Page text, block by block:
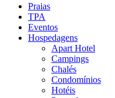
Praias
TPA
Eventos
Hospedagens
Apart Hotel
Campings
Chalés
Condomínios
Hotéis